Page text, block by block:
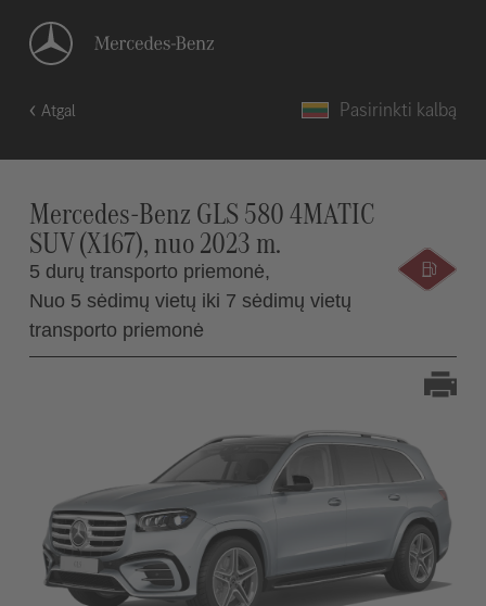
Atgal Pasirinkti kalbą
Mercedes-Benz GLS 580 4MATIC
SUV (X167), nuo 2023 m.
5 durų transporto priemonė,
Nuo 5 sėdimų vietų iki 7 sėdimų vietų
transporto priemonė